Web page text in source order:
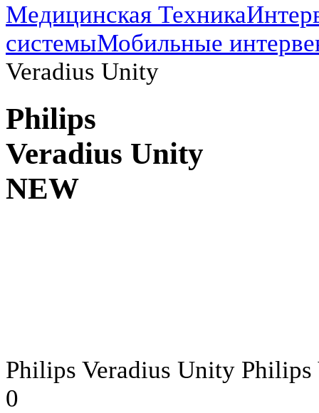
Медицинская Техника
системыМобильные
Veradius Unity
Philips
Veradius Unity
NEW
Philips Veradius Unity Philips
0